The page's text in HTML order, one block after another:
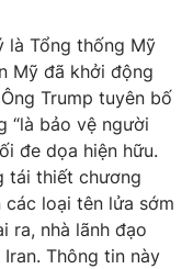
là Tổng thống Mỹ
Mỹ đã khởi động
Trump tuyên bố
“là bảo vệ người
đe dọa hiện hữu.
tái thiết chương
loại tên lửa sớm
ra, nhà lãnh đạo
Thông tin này